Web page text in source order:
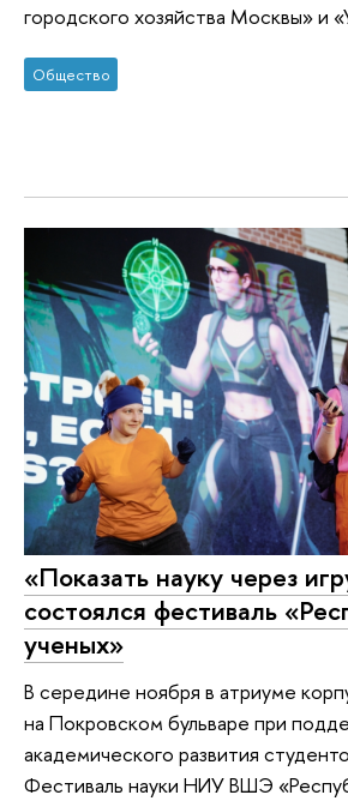
городского хозяйства Москвы» и
Общество
«Показать науку через
состоялся фестиваль
ученых»
В середине ноября в атриуме
на Покровском бульваре при
академического развития
Фестиваль науки НИУ ВШЭ